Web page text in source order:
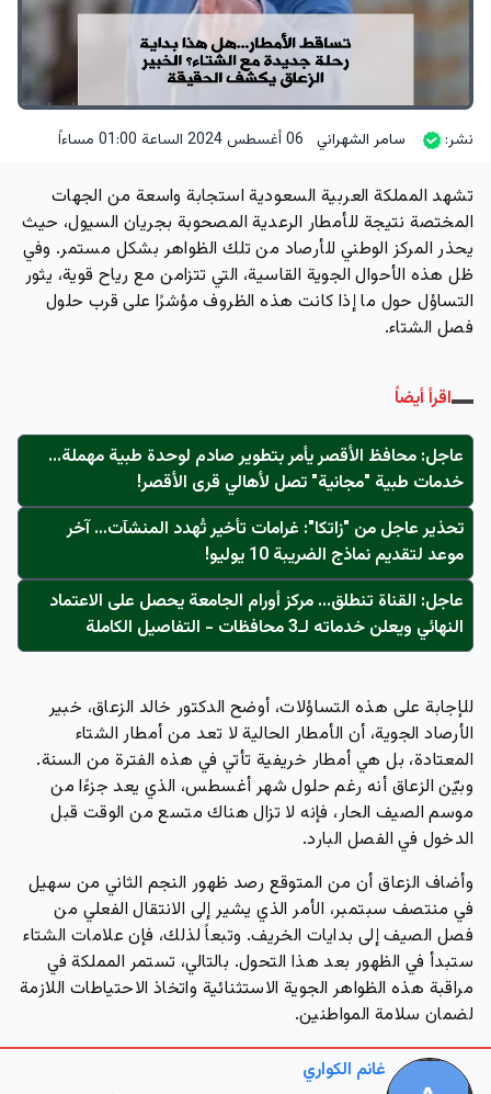
نشر: سامر الشهراني 06 أغسطس 2024 الساعة 01:00 مساءاً
تشهد المملكة العربية السعودية استجابة واسعة من الجهات
المختصة نتيجة للأمطار الرعدية المصحوبة بجريان السيول، حيث
يحذر المركز الوطني للأرصاد من تلك الظواهر بشكل مستمر. وفي
ظل هذه الأحوال الجوية القاسية، التي تتزامن مع رياح قوية، يثور
التساؤل حول ما إذا كانت هذه الظروف مؤشرًا على قرب حلول
فصل الشتاء.
اقرأ أيضاً
عاجل: محافظ الأقصر يأمر بتطوير صادم لوحدة طبية مهملة...
خدمات طبية "مجانية" تصل لأهالي قرى الأقصر!
تحذير عاجل من "زاتكا": غرامات تأخير تُهدد المنشآت… آخر
موعد لتقديم نماذج الضريبة 10 يوليو!
عاجل: القناة تنطلق... مركز أورام الجامعة يحصل على الاعتماد
النهائي ويعلن خدماته لـ3 محافظات - التفاصيل الكاملة
للإجابة على هذه التساؤلات، أوضح الدكتور خالد الزعاق، خبير
الأرصاد الجوية، أن الأمطار الحالية لا تعد من أمطار الشتاء
المعتادة، بل هي أمطار خريفية تأتي في هذه الفترة من السنة.
وبيّن الزعاق أنه رغم حلول شهر أغسطس، الذي يعد جزءًا من
موسم الصيف الحار، فإنه لا تزال هناك متسع من الوقت قبل
الدخول في الفصل البارد.
وأضاف الزعاق أن من المتوقع رصد ظهور النجم الثاني من سهيل
في منتصف سبتمبر، الأمر الذي يشير إلى الانتقال الفعلي من
فصل الصيف إلى بدايات الخريف. وتبعاً لذلك، فإن علامات الشتاء
ستبدأ في الظهور بعد هذا التحول. بالتالي، تستمر المملكة في
مراقبة هذه الظواهر الجوية الاستثنائية واتخاذ الاحتياطات اللازمة
لضمان سلامة المواطنين.
غانم الكواري